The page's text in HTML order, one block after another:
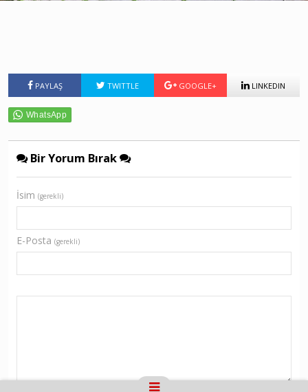
PAYLAŞ TWITTLE GOOGLE+ LINKEDIN
Bir Yorum Bırak
İsim (gerekli)
E-Posta (gerekli)